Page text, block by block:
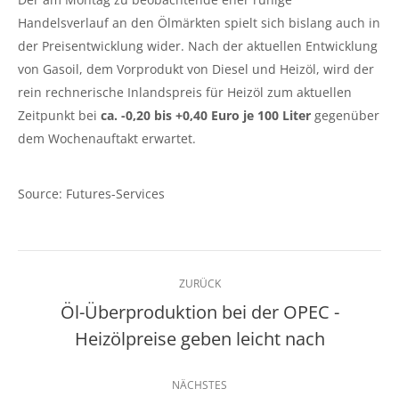
Handelsverlauf an den Ölmärkten spielt sich bislang auch in
der Preisentwicklung wider. Nach der aktuellen Entwicklung
von Gasoil, dem Vorprodukt von Diesel und Heizöl, wird der
rein rechnerische Inlandspreis für Heizöl zum aktuellen
Zeitpunkt bei ca. -0,20 bis +0,40 Euro je 100 Liter gegenüber
dem Wochenauftakt erwartet.
Source: Futures-Services
Kommentarnavigation
ZURÜCK
Vorheriger
Beitrag:
Öl-Überproduktion bei der OPEC -
Heizölpreise geben leicht nach
NÄCHSTES